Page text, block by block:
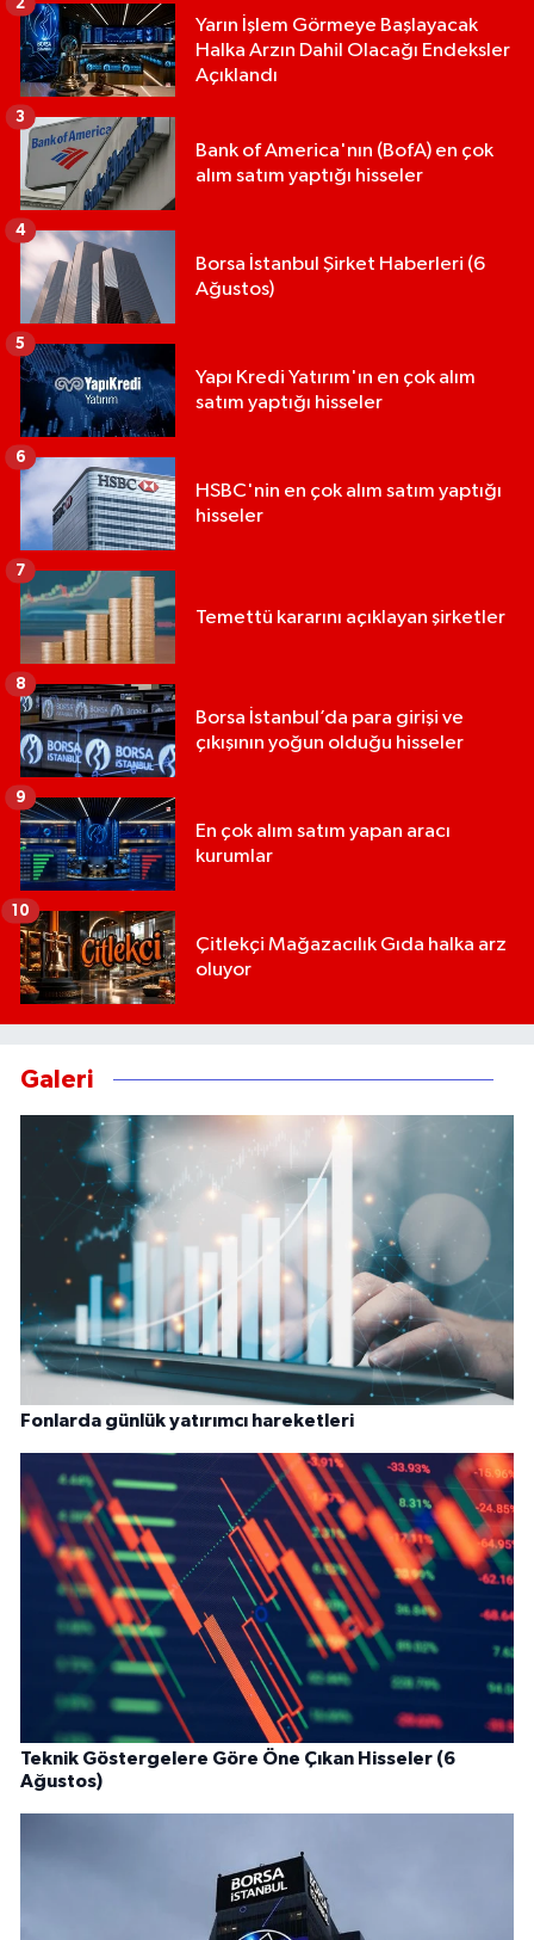
Yarın İşlem Görmeye Başlayacak
Halka Arzın Dahil Olacağı Endeksler
Açıklandı
2
Bank of America'nın (BofA) en çok
alım satım yaptığı hisseler
3
Borsa İstanbul Şirket Haberleri (6
Ağustos)
4
Yapı Kredi Yatırım'ın en çok alım
satım yaptığı hisseler
5
HSBC'nin en çok alım satım yaptığı
hisseler
6
Temettü kararını açıklayan şirketler
7
Borsa İstanbul’da para girişi ve
çıkışının yoğun olduğu hisseler
8
En çok alım satım yapan aracı
kurumlar
9
Çitlekçi Mağazacılık Gıda halka arz
oluyor
10
Galeri
Fonlarda günlük yatırımcı hareketleri
Teknik Göstergelere Göre Öne Çıkan Hisseler (6
Ağustos)